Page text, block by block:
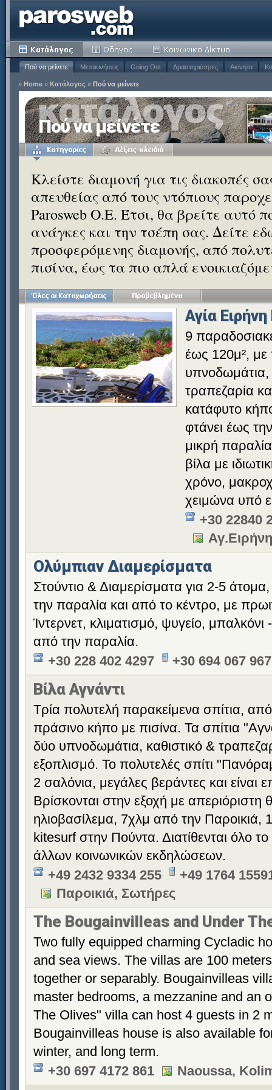
Πού να μείνετε Μετακινήσεις Going Out Δραστηριότητες Ακίνητα
» Home » Κατάλογος » Πού να μείνετε
Πού να μείνετε
Κλείστε διαμονή για τις διακοπές
απευθείας από τους ντόπιους
Parosweb Ο.Ε. Έτσι, θα βρείτε αυτό
ανάγκες και την τσέπη σας. Δείτε
προσφερόμενης διαμονής, από
πισίνα, έως τα πιο απλά
Αγία Ειρήνη
9
έως 120μ², με
υπνοδωμάτια,
τραπεζαρία
κατάφυτο
φτάνει έως
μικρή
βίλα με
χρόνο,
χειμώνα υπό
+30 22840
Αγ.Ειρήνη
Ολύμπιαν Διαμερίσματα
Στούντιο & Διαμερίσματα για 2-5
την παραλία και από το κέντρο, με
Ίντερνετ, κλιματισμό, ψυγείο,
από την παραλία.
+30 228 402 4297
+30 694 067
Βίλα Αγνάντι
Τρία πολυτελή παρακείμενα σπίτια,
πράσινο κήπο με πισίνα. Τα σπίτια
δύο υπνοδωμάτια, καθιστικό &
εξοπλισμό. Το πολυτελές σπίτι
2 σαλόνια, μεγάλες βεράντες και είναι
Βρίσκονται στην εξοχή με
ηλιοβασίλεμα, 7χλμ από την Παροικιά,
kitesurf στην Πούντα. Διατίθενται όλο
άλλων κοινωνικών εκδηλώσεων.
+49 2432 9334 255
+49 1764
Παροικιά, Σωτήρες
The Bougainvilleas and Under
Two fully equipped charming Cycladic
and sea views. The villas are 100
together or separably. Bougainvilleas
master bedrooms, a mezzanine and an
The Olives" villa can host 4 guests in 2
Bougainvilleas house is also available
winter, and long term.
+30 697 4172 861
Naoussa,